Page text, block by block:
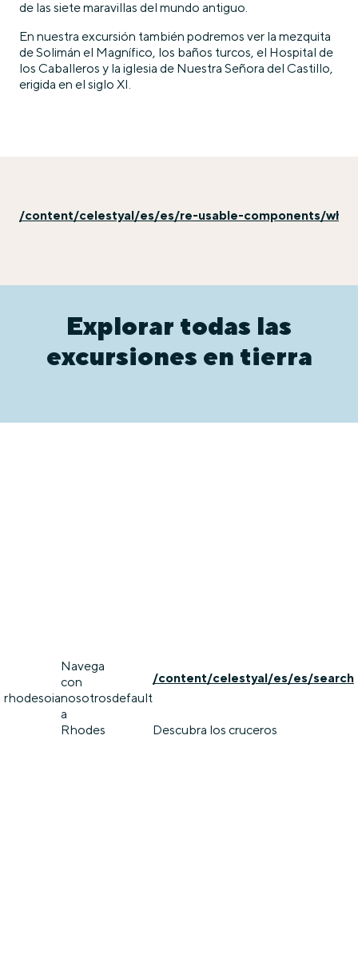
de las siete maravillas del mundo antiguo.
En nuestra excursión también podremos ver la mezquita
de Solimán el Magnífico, los baños turcos, el Hospital de
los Caballeros y la iglesia de Nuestra Señora del Castillo,
erigida en el siglo XI.
/content/celestyal/es/es/re-usable-components/
Explorar todas las
excursiones en tierra
rhodesoia
Navega
con
nosotros
a
Rhodes
default
/content/celestyal/es/es/search
Descubra los cruceros